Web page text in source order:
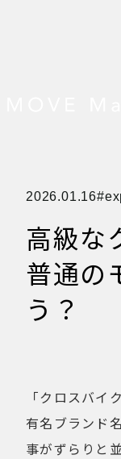
2026.01.16
高級な
普通の
う？
「クロスバイ
有名ブランド
事がずらりと